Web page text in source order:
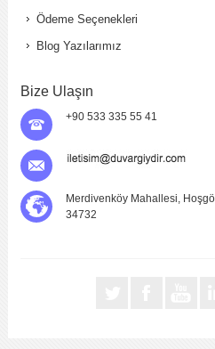
Ödeme Seçenekleri
Blog Yazılarımız
Bize Ulaşın
+90 533 335 55 41
Merdivenköy Mahallesi,
34732